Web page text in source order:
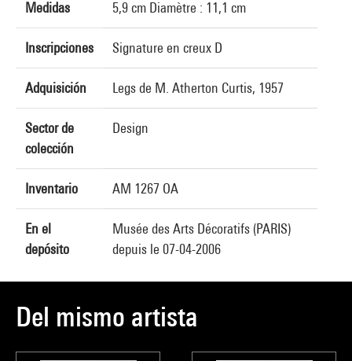
Medidas 5,9 cm Diamètre : 11,1 cm
Inscripciones Signature en creux D
Adquisición Legs de M. Atherton Curtis, 1957
Sector de
colección
Design
Inventario AM 1267 OA
En el
depósito
Musée des Arts Décoratifs (PARIS)
depuis le 07-04-2006
Del mismo artista